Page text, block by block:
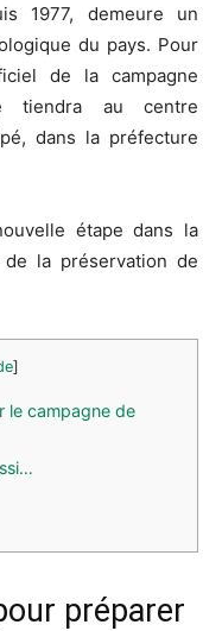
1977, demeure un
du pays. Pour
de la campagne
tiendra au centre
dans la préfecture
étape dans la
la préservation de
]
le campagne de
préparer